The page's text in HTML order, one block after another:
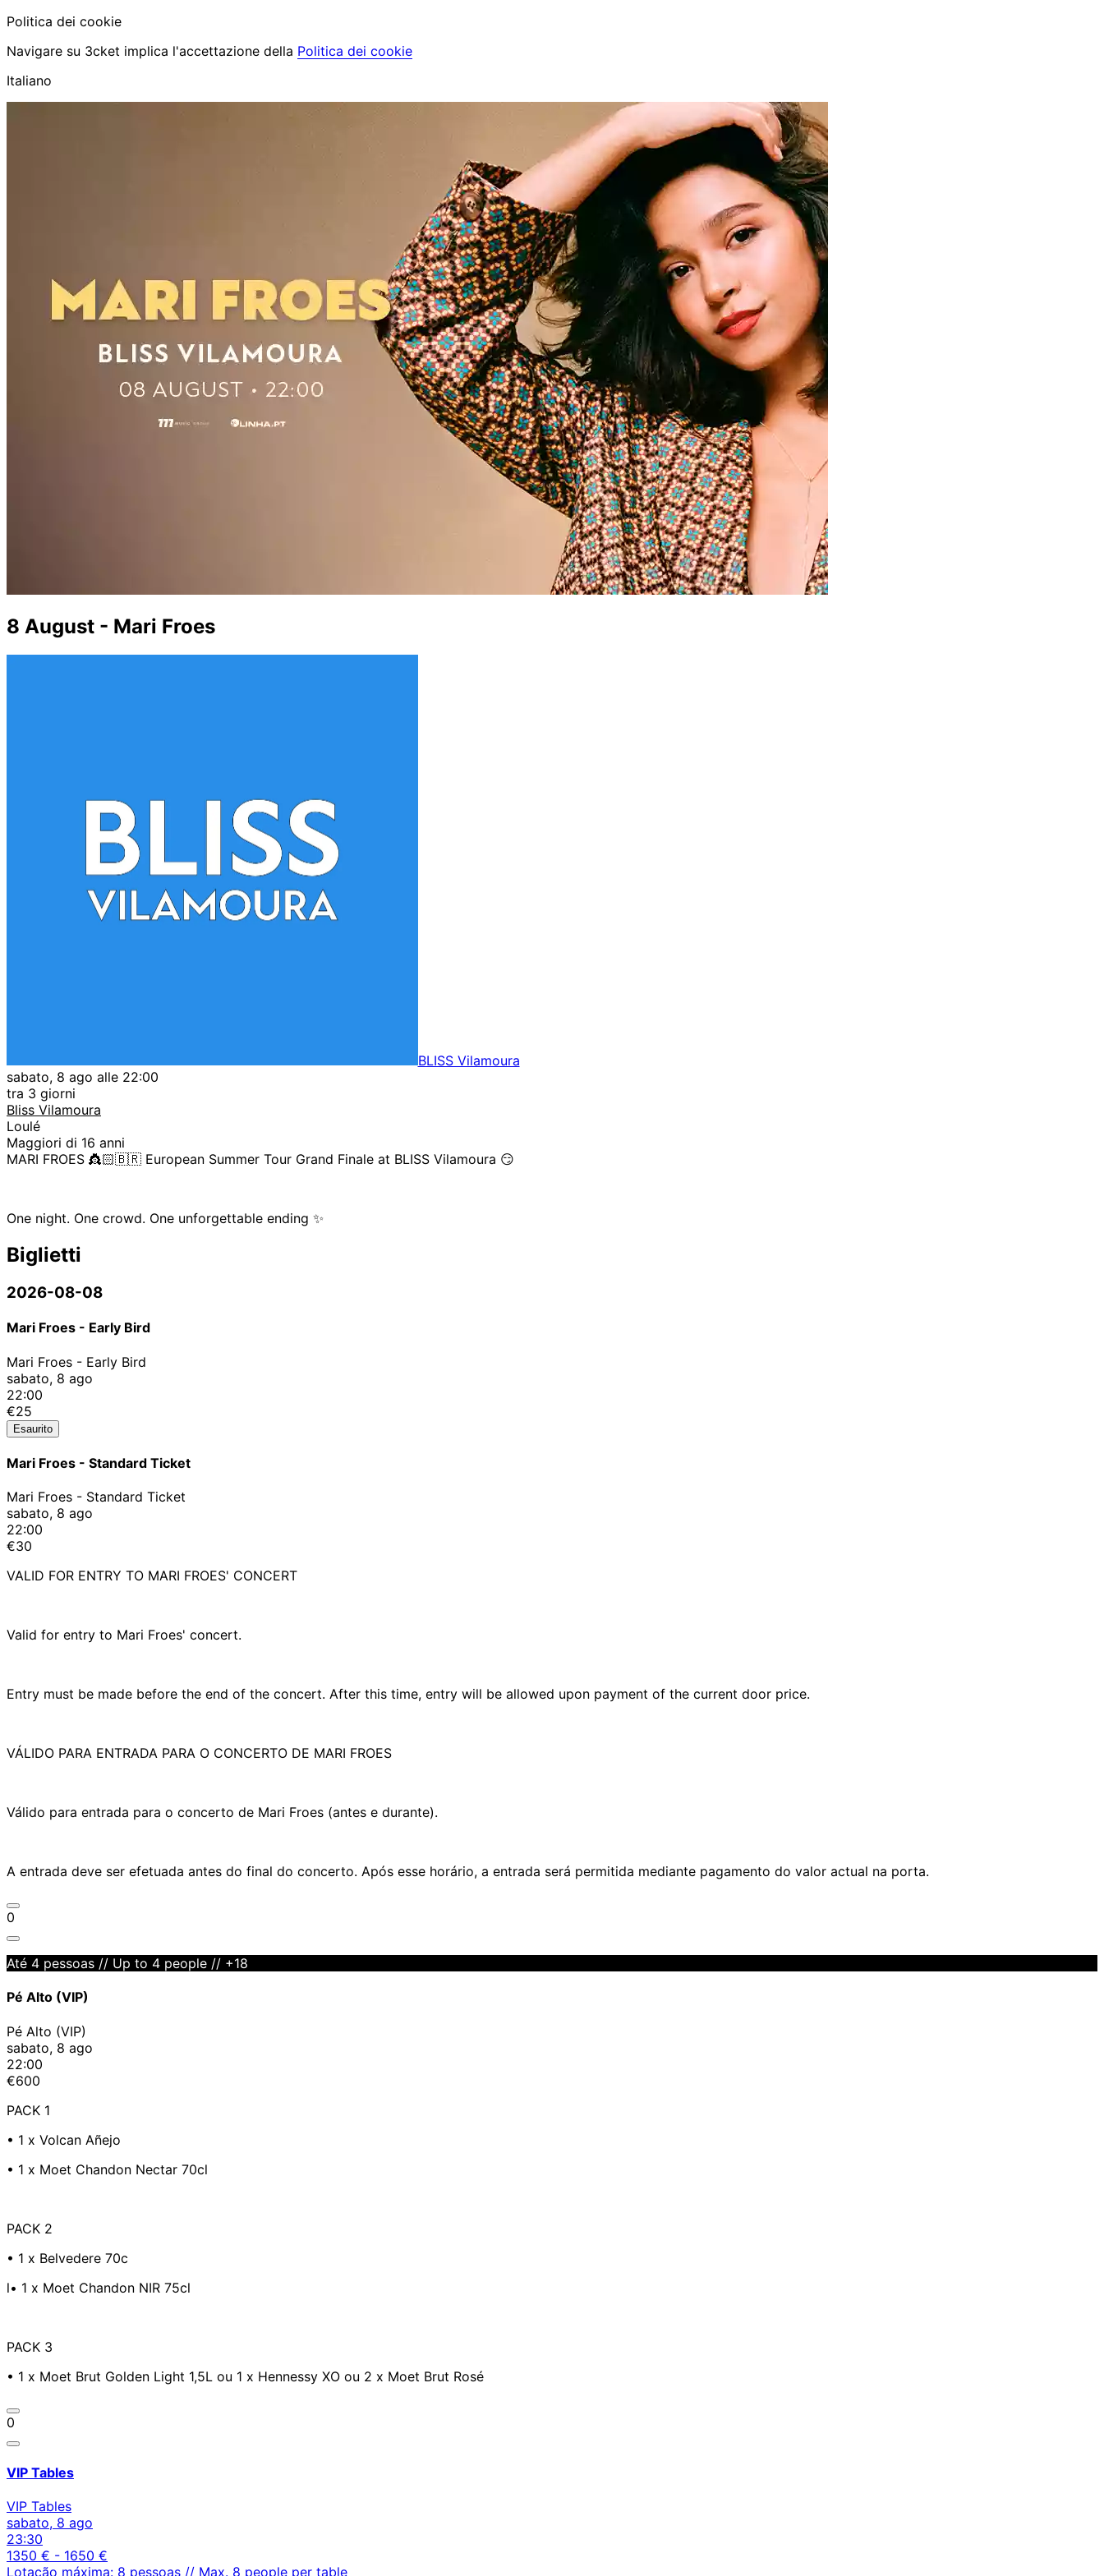
Politica dei cookie
Navigare su 3cket implica l'accettazione della Politica dei cookie
Italiano
8 August - Mari Froes
BLISS Vilamoura
sabato, 8 ago alle 22:00
tra 3 giorni
Bliss Vilamoura
Loulé
Maggiori di 16 anni
MARI FROES 👸🏻🇧🇷 European Summer Tour Grand Finale at BLISS Vilamoura 😏
One night. One crowd. One unforgettable ending ✨
Biglietti
2026-08-08
Mari Froes - Early Bird
Mari Froes - Early Bird
sabato, 8 ago
22:00
€25
Esaurito
Mari Froes - Standard Ticket
Mari Froes - Standard Ticket
sabato, 8 ago
22:00
€30
VALID FOR ENTRY TO MARI FROES' CONCERT
Valid for entry to Mari Froes' concert.
Entry must be made before the end of the concert. After this time, entry will be allowed upon payment of the current door price.
VÁLIDO PARA ENTRADA PARA O CONCERTO DE MARI FROES
Válido para entrada para o concerto de Mari Froes (antes e durante).
A entrada deve ser efetuada antes do final do concerto. Após esse horário, a entrada será permitida mediante pagamento do valor actual na porta.
0
Até 4 pessoas // Up to 4 people // +18
Pé Alto (VIP)
Pé Alto (VIP)
sabato, 8 ago
22:00
€600
PACK 1
•⁠ 1 x Volcan Añejo
•⁠ 1 x Moet Chandon Nectar 70cl
PACK 2
•⁠ 1 x Belvedere 70c
l•⁠ 1 x Moet Chandon NIR 75cl
PACK 3
•⁠ 1 x Moet Brut Golden Light 1,5L ou 1 x Hennessy XO ou 2 x Moet Brut Rosé
0
VIP Tables
VIP Tables
sabato, 8 ago
23:30
1350 € - 1650 €
Lotação máxima: 8 pessoas // Max. 8 people per table